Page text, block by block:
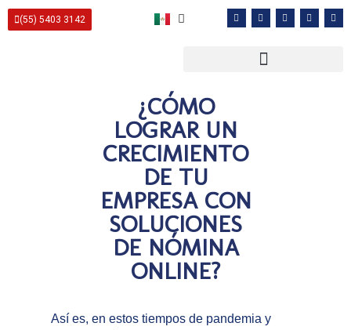
(55) 5403 3142
¿CÓMO
LOGRAR UN
CRECIMIENTO
DE TU
EMPRESA CON
SOLUCIONES
DE NÓMINA
ONLINE?
Así es, en estos tiempos de pandemia y